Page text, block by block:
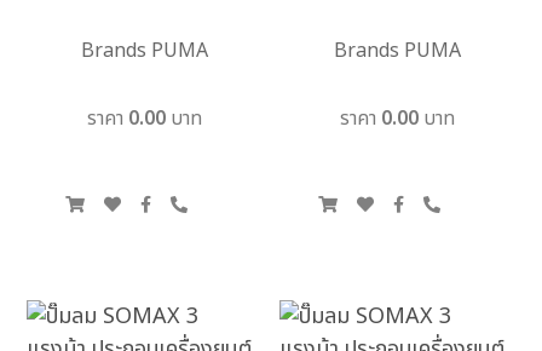
Brands PUMA
ราคา 0.00 บาท
Brands PUMA
ราคา 0.00 บาท